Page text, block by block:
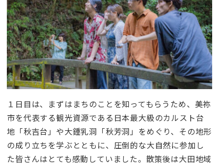
１日目は、まずはまちのことを知ってもらうため、美祢
市を代表する観光資源である日本最大級のカルスト台
地「秋吉台」や大鍾乳洞「秋芳洞」をめぐり、その地形
の成り立ちを学ぶとともに、圧倒的な大自然に参加し
た皆さんはとても感動していました。散策後は大田地域